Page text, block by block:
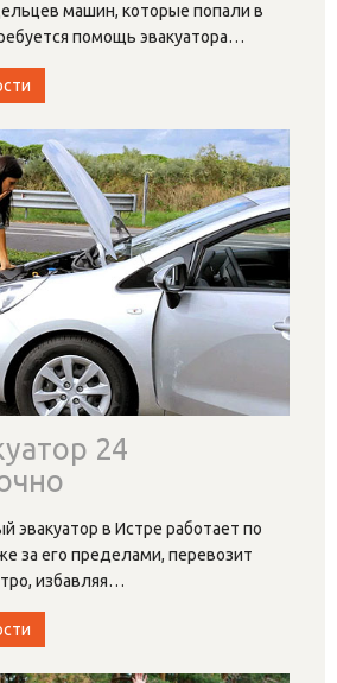
машин, которые попали в
помощь эвакуатора…
24
эвакуатор в Истре работает по
за его пределами, перевозит
избавляя…